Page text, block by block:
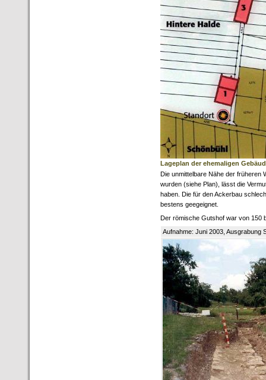
Lageplan der ehemaligen
Die unmittelbare Nähe der früheren
wurden (siehe Plan), lässt die
haben. Die für den Ackerbau
bestens geegeignet.
Der römische Gutshof war von 150
Aufnahme: Juni 2003, Ausgrabung